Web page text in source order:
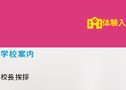
体験
学校案内
校長挨拶